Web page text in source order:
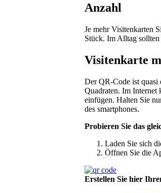
Anzahl
Je mehr Visitenkarten
Stück. Im Alltag sollten
Visitenkarte
Der QR-Code ist quasi
Quadraten. Im Internet
einfügen. Halten Sie
des smartphones.
Probieren Sie das
Laden Sie sich
Öffnen Sie die
Erstellen Sie hier